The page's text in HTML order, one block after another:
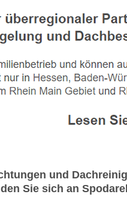
und
Sie sich an